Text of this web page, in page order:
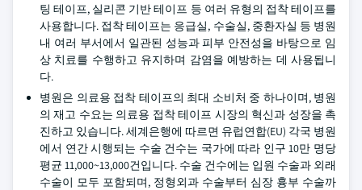
팅 테이프, 실리콘 기반 테이프 등 여러 유형의 접착 테이프를
사용합니다. 접착 테이프는 응급실, 수술실, 중환자실 등 병원
내 여러 부서에서 일관된 성능과 피부 안전성을 바탕으로 임
상 치료를 수행하고 유지하며 감염을 예방하는 데 사용됩니
다.
병원은 의료용 접착 테이프의 최대 소비처 중 하나이며, 병원
의 재고 수요는 의료용 접착 테이프 시장의 혁신과 성장을 촉
진하고 있습니다. 세계은행에 따르면 유럽연합(EU) 각국 병원
에서 연간 시행되는 수술 건수는 국가에 따라 인구 10만 명당
평균 11,000~13,000건입니다. 수술 건수에는 입원 수술과 외래
수술이 모두 포함되며, 정형외과 수술부터 심장 흉부 수술까